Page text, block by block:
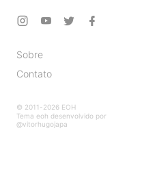
Sobre
Contato
© 2011-2026 EOH
Tema eoh desenvolvido por
@vitorhugojapa